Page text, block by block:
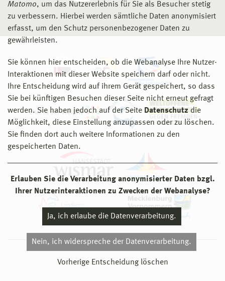
Matomo, um das Nutzererlebnis für Sie als Besucher stetig
zu verbessern. Hierbei werden sämtliche Daten anonymisiert
erfasst, um den Schutz personenbezogener Daten zu
gewährleisten.
Sie können hier entscheiden, ob die Webanalyse Ihre Nutzer-
Interaktionen mit dieser Website speichern darf oder nicht.
Ihre Entscheidung wird auf ihrem Gerät gespeichert, so dass
Sie bei künftigen Besuchen dieser Seite nicht erneut gefragt
werden. Sie haben jedoch auf der Seite Datenschutz die
Möglichkeit, diese Einstellung anzupassen oder zu löschen.
Sie finden dort auch weitere Informationen zu den
gespeicherten Daten.
Erlauben Sie die Verarbeitung anonymisierter Daten bzgl.
Ihrer Nutzerinteraktionen zu Zwecken der Webanalyse?
Ja, ich erlaube die Datenverarbeitung.
Nein, ich widerspreche der Datenverarbeitung.
Vorherige Entscheidung löschen